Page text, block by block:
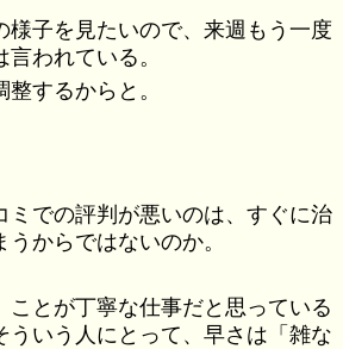
様子を見たいので、来週もう一度
われている。
するからと。
ミでの評判が悪いのは、すぐに治
からではないのか。
ことが丁寧な仕事だと思っている
ういう人にとって、早さは「雑な